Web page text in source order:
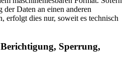
Daten an einen anderen
erfolgt dies nur, soweit es technisch
Sperrung,